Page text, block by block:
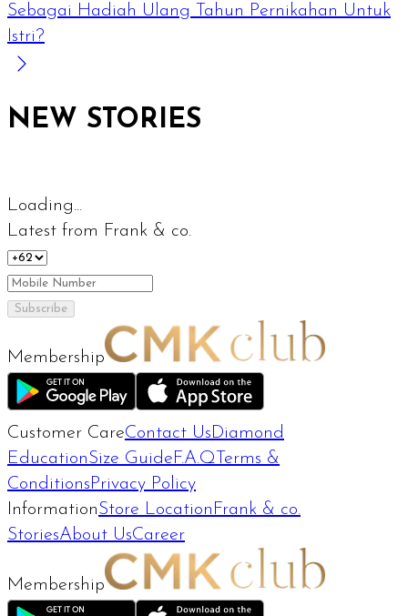
Sebagai Hadiah Ulang Tahun Pernikahan Untuk
Istri?
NEW STORIES
Loading...
Latest from Frank & co.
Subscribe
Membership
Customer CareContact UsDiamond
EducationSize GuideF.A.Q Terms &
ConditionsPrivacy Policy
InformationStore Location Frank & co.
StoriesAbout UsCareer
Membership